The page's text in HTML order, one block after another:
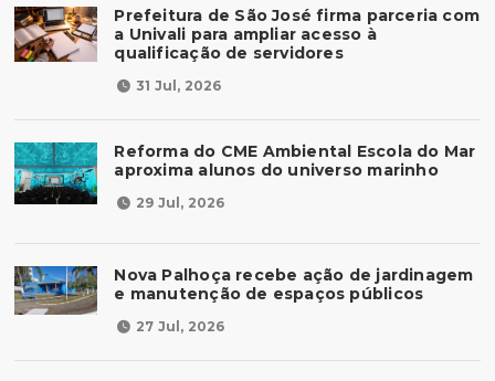
Prefeitura de São José firma parceria com
a Univali para ampliar acesso à
qualificação de servidores
31 Jul, 2026
Reforma do CME Ambiental Escola do Mar
aproxima alunos do universo marinho
29 Jul, 2026
Nova Palhoça recebe ação de jardinagem
e manutenção de espaços públicos
27 Jul, 2026